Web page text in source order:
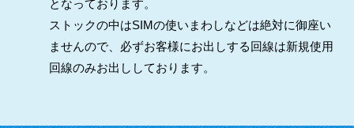
となっております。
ストックの中はSIMの使いまわしなどは絶対に御座い
ませんので、必ずお客様にお出しする回線は新規使用
回線のみお出ししております。